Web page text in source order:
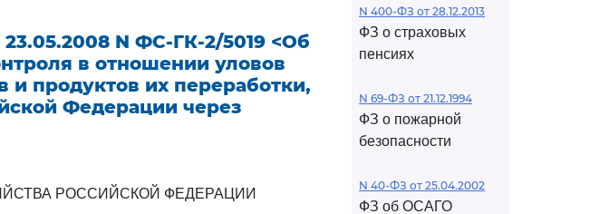
N ФС-ГК-2/5019 <Об
в отношении уловов
и продуктов их переработки,
Федерации через
РОССИЙСКОЙ ФЕДЕРАЦИИ
N 400-ФЗ от 28.12.2013
ФЗ о страховых
пенсиях
N 69-ФЗ от 21.12.1994
ФЗ о пожарной
безопасности
N 40-ФЗ от 25.04.2002
ФЗ об ОСАГО